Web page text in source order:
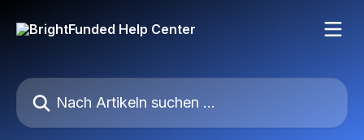
Nach Artikeln suchen …